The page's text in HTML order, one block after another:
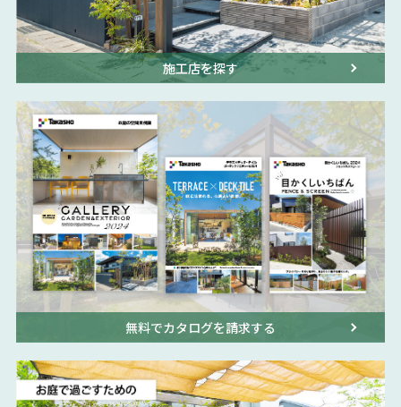
施工店を探す
無料でカタログを請求する